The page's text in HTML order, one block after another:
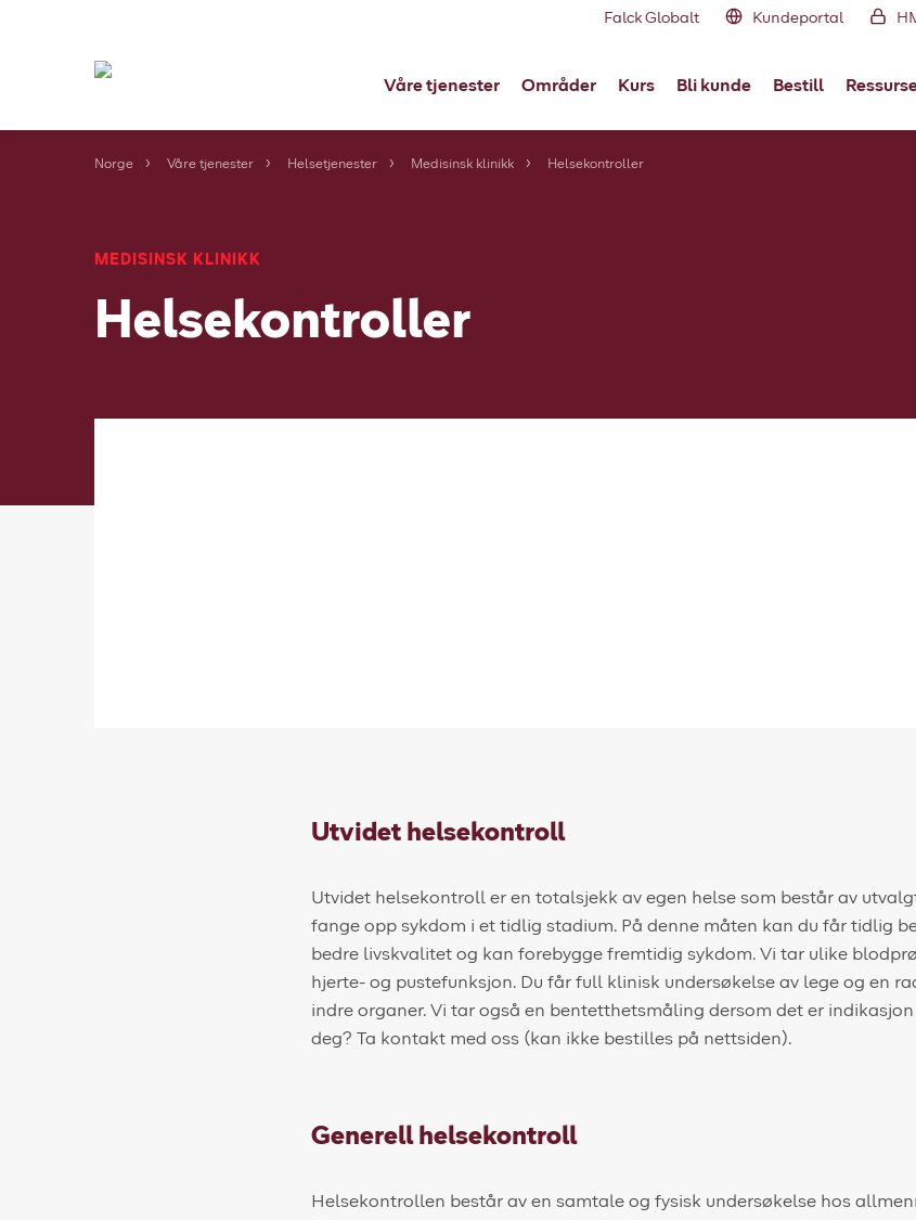
Falck Globalt Kundeportal
Våre tjenester Områder Kurs Bli kunde Bestill
Norge Våre tjenester Helsetjenester Medisinsk klinikk Helsekontroller
MEDISINSK KLINIKK
Helsekontroller
Utvidet helsekontroll
Utvidet helsekontroll er en totalsjekk av egen helse som består av
fange opp sykdom i et tidlig stadium. På denne måten kan du får tidlig
bedre livskvalitet og kan forebygge fremtidig sykdom. Vi tar ulike
hjerte- og pustefunksjon. Du får full klinisk undersøkelse av lege og en
indre organer. Vi tar også en bentetthetsmåling dersom det er
deg? Ta kontakt med oss (kan ikke bestilles på nettsiden).
Generell helsekontroll
Helsekontrollen består av en samtale og fysisk undersøkelse hos